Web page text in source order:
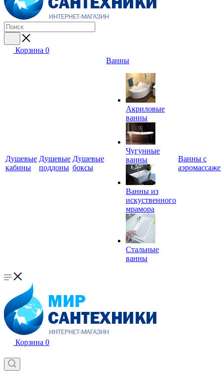
Корзина 0
Душевые
кабины
Душевые
поддоны
Душевые
боксы
Ванны
Акриловые
ванны
Чугунные
ванны
Ванны из
искуственного
мрамора
Стальные
ванны
Ванны с
Корзина 0